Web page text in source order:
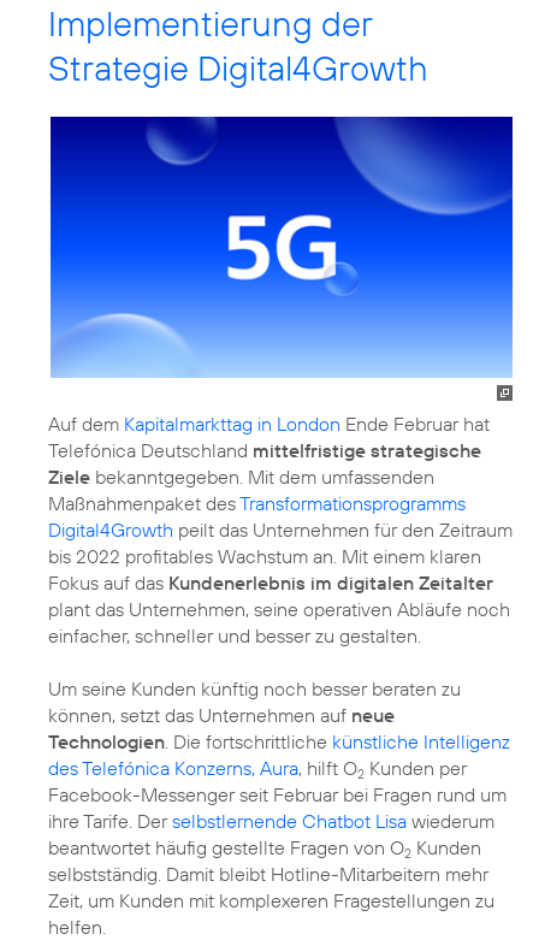
Implementierung der
Strategie Digital4Growth
Auf dem Kapitalmarkttag in London Ende Februar hat
Telefónica Deutschland mittelfristige strategische
Ziele bekanntgegeben. Mit dem umfassenden
Maßnahmenpaket desTransformationsprogramms
Digital4Growth peilt das Unternehmen für den Zeitraum
bis 2022 profitables Wachstum an. Mit einem klaren
Fokus auf das Kundenerlebnis im digitalen Zeitalter
plant das Unternehmen, seine operativen Abläufe noch
einfacher, schneller und besser zu gestalten.
Um seine Kunden künftig noch besser beraten zu
können, setzt das Unternehmen auf neue
Technologien . Die fortschrittliche künstliche Intelligenz
des Telefónica Konzerns, Aura, hilft O2 Kunden per
Facebook-Messenger seit Februar bei Fragen rund um
ihre Tarife. Derselbstlernende Chatbot Lisa wiederum
beantwortet häufig gestellte Fragen von O2 Kunden
selbstständig. Damit bleibt Hotline-Mitarbeitern mehr
Zeit, um Kunden mit komplexeren Fragestellungen zu
helfen.